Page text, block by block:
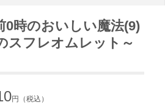
0時のおいしい魔法(9)
スフレオムレット～
円（税込）